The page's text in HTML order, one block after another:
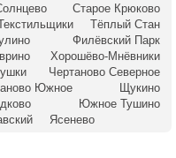
Старое Крюково
Тёплый Стан
Филёвский Парк
Хорошёво-Мнёвники
Чертаново Северное
Южное
Щукино
Южное Тушино
Ясенево